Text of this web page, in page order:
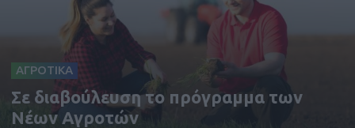
ΑΓΩΝ
ΑΓΡΟΤΙΚΑ
Σε διαβούλευση το πρόγραμμα των
Νέων Αγροτών